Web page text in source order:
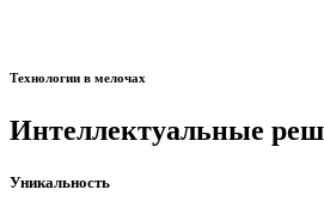
Технологии в мелочах
Интеллектуальные
Уникальность